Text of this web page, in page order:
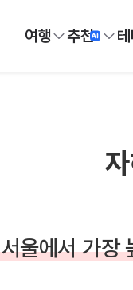
여행 추천
서울에서 가장